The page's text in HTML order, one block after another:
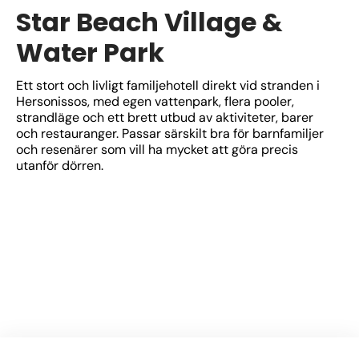
Star Beach Village &
Water Park
Ett stort och livligt familjehotell direkt vid stranden i
Hersonissos, med egen vattenpark, flera pooler,
strandläge och ett brett utbud av aktiviteter, barer
och restauranger. Passar särskilt bra för barnfamiljer
och resenärer som vill ha mycket att göra precis
utanför dörren.